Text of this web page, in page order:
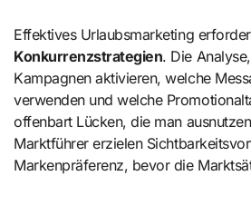
Effektives Urlaubsmarketing
Konkurrenzstrategien. Die
Kampagnen aktivieren, welche
verwenden und welche
offenbart Lücken, die man
Marktführer erzielen
Markenpräferenz, bevor die